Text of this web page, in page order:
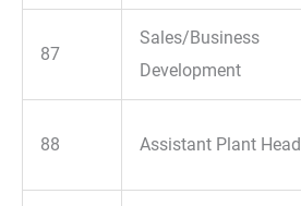
87
Sales/Business
Development
88 Assistant Plant Head